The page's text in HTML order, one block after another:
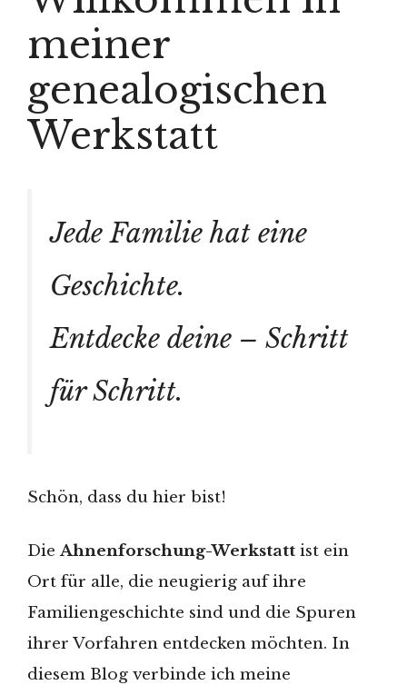
meiner
genealogischen
Werkstatt
Jede Familie hat eine
Geschichte.
Entdecke deine – Schritt
für Schritt.
Schön, dass du hier bist!
DieAhnenforschung-Werkstatt ist ein
Ort für alle, die neugierig auf ihre
Familiengeschichte sind und die Spuren
ihrer Vorfahren entdecken möchten. In
diesem Blog verbinde ich meine